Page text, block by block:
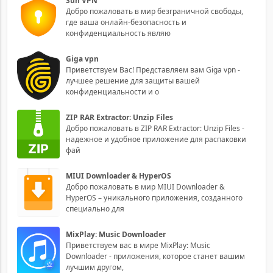
Добро пожаловать в мир безграничной свободы,
где ваша онлайн-безопасность и
конфиденциальность являю
Giga vpn
Приветствуем Вас! Представляем вам Giga vpn -
лучшее решение для защиты вашей
конфиденциальности и о
ZIP RAR Extractor: Unzip Files
Добро пожаловать в ZIP RAR Extractor: Unzip Files -
надежное и удобное приложение для распаковки
фай
MIUI Downloader & HyperOS
Добро пожаловать в мир MIUI Downloader &
HyperOS – уникального приложения, созданного
специально для
MixPlay: Music Downloader
Приветствуем вас в мире MixPlay: Music
Downloader - приложения, которое станет вашим
лучшим другом,